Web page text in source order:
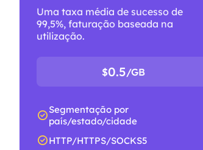
Uma taxa média de sucesso de
99,5%, faturação baseada na
utilização.
$0.5/GB
Segmentação por
país/estado/cidade
HTTP/HTTPS/SOCKS5